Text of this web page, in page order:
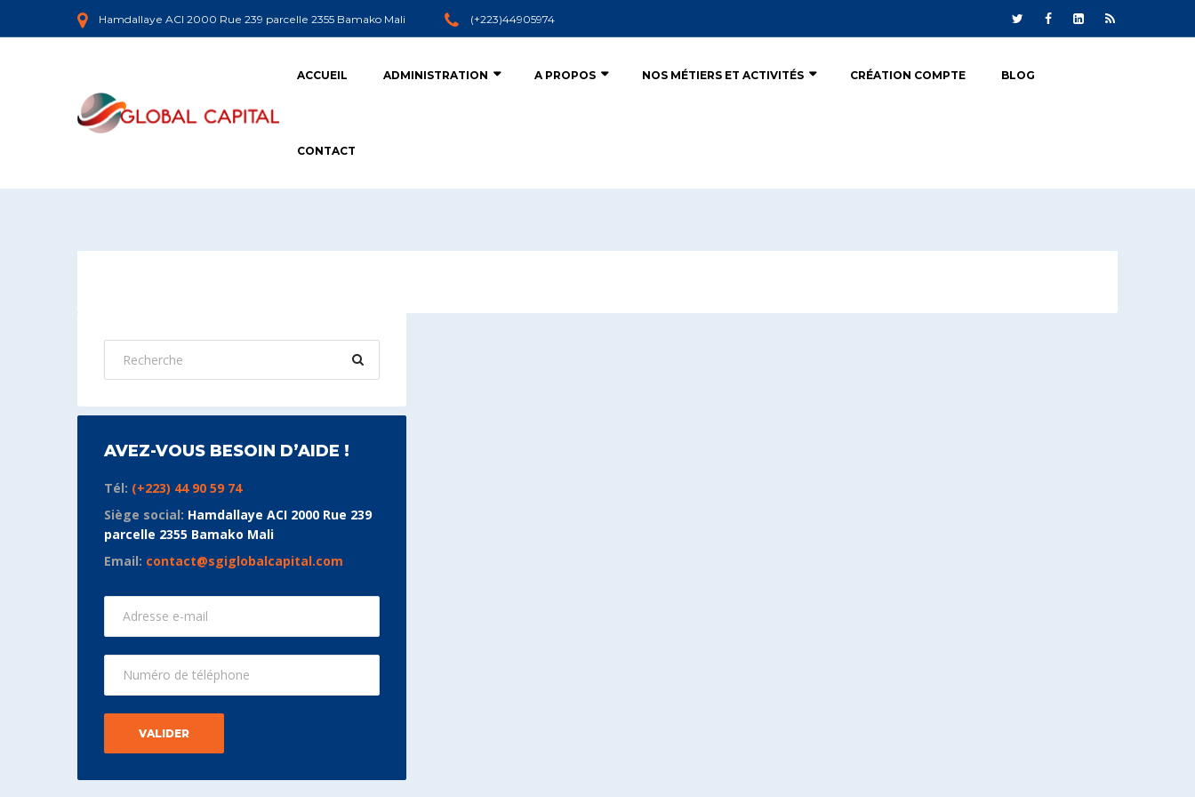
Hamdallaye ACI 2000 Rue 239 parcelle 2355 Bamako Mali (+223)44905974
ACCUEIL ADMINISTRATION A PROPOS NOS MÉTIERS ET ACTIVITÉS CRÉATION COMPTE BLOG
CONTACT
AVEZ-VOUS BESOIN D’AIDE !
Tél: (+223) 44 90 59 74
Siège social: Hamdallaye ACI 2000 Rue 239
parcelle 2355 Bamako Mali
Email: contact@sgiglobalcapital.com